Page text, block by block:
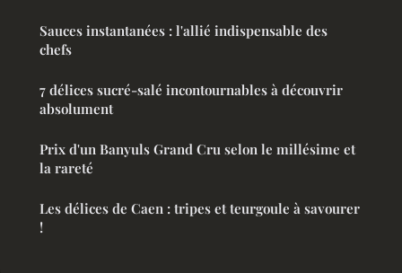
Sauces instantanées : l'allié indispensable des
chefs
7 délices sucré-salé incontournables à découvrir
absolument
Prix d'un Banyuls Grand Cru selon le millésime et
la rareté
Les délices de Caen : tripes et teurgoule à savourer
!